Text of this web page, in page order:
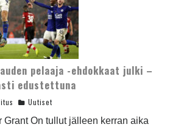
pelaaja -ehdokkaat julki –
edustettuna
Uutiset
Grant On tullut jälleen kerran aika